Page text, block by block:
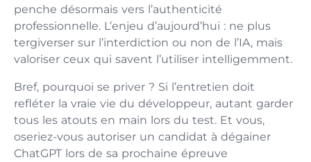
penche désormais vers l’authenticité
professionnelle. L’enjeu d’aujourd’hui : ne plus
tergiverser sur l’interdiction ou non de l’IA, mais
valoriser ceux qui savent l’utiliser intelligemment.
Bref, pourquoi se priver ? Si l’entretien doit
refléter la vraie vie du développeur, autant garder
tous les atouts en main lors du test. Et vous,
oseriez-vous autoriser un candidat à dégainer
ChatGPT lors de sa prochaine épreuve